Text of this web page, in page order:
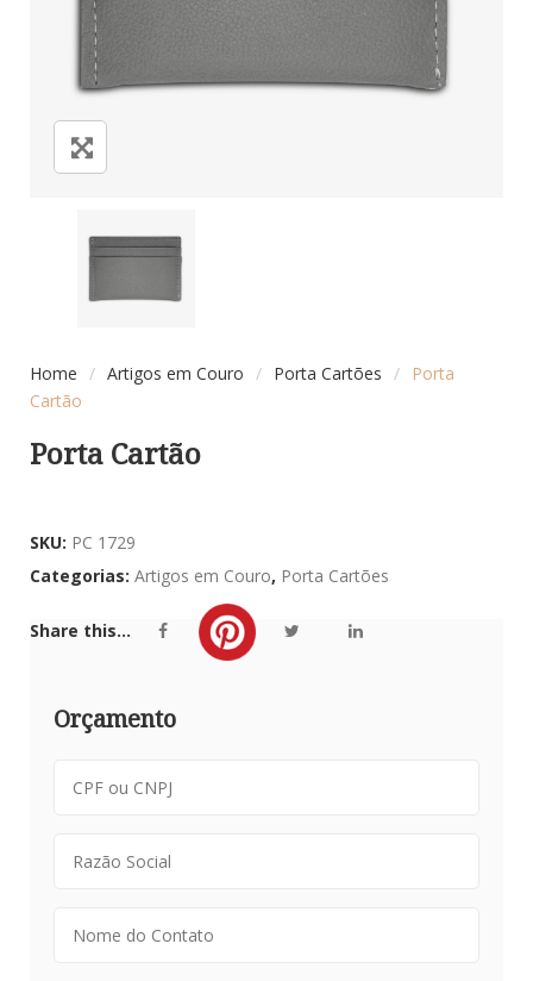
Home / Artigos em Couro / Porta Cartões /
Porta
Cartão
Porta Cartão
SKU: PC 1729
Categorias: Artigos em Couro, Porta Cartões
Share this...
Orçamento